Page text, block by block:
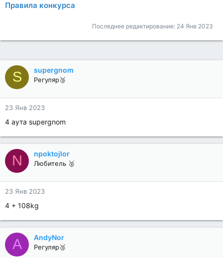
Правила конкурса
Последнее редактирование: 24 Янв 2023
S supergnom
Регуляр🥉
23 Янв 2023
4 аута supergnom
N npoktojlor
Любитель 🥈
23 Янв 2023
4 + 108kg
A AndyNor
Регуляр🥉